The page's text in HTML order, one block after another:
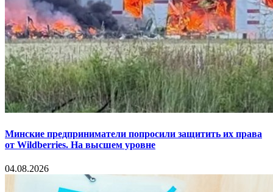
Минские предприниматели попросили защитить их права
от Wildberries. На высшем уровне
04.08.2026